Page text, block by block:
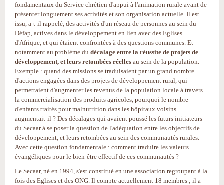
fondamentaux du Service chrétien d'appui à l'animation rurale avant de
présenter longuement ses activités et son organisation actuelle. Il est
issu, a-t-il rappelé, des activités d'un réseau de personnes au sein du
Défap, actives dans le développement en lien avec des Eglises
d'Afrique, et qui étaient confrontées à des questions communes. Et
notamment au problème du décalage entre la réussite de projets de
développement, et leurs retombées réelles au sein de la population.
Exemple : quand des missions se traduisaient par un grand nombre
d'actions engagées dans des projets de développement rural, qui
permettaient d'augmenter les revenus de la population locale à travers
la commercialisation des produits agricoles, pourquoi le nombre
d'enfants traités pour malnutrition dans les hôpitaux voisins
augmentait-il ? Des décalages qui avaient poussé les futurs initiateurs
du Secaar à se poser la question de l'adéquation entre les objectifs de
développement, et leurs retombées au sein des communautés rurales.
Avec cette question fondamentale : comment traduire les valeurs
évangéliques pour le bien-être effectif de ces communautés ?
Le Secaar, né en 1994, s'est constitué en une association regroupant à la
fois des Eglises et des ONG. Il compte actuellement 18 membres ; il a